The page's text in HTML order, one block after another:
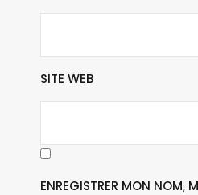
SITE WEB
ENREGISTRER MON NOM,